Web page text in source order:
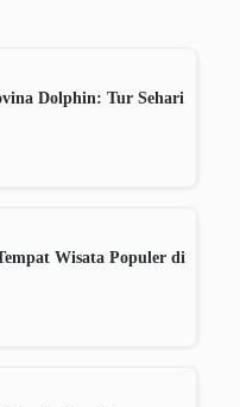
Dolphin: Tur Sehari
Wisata Populer di